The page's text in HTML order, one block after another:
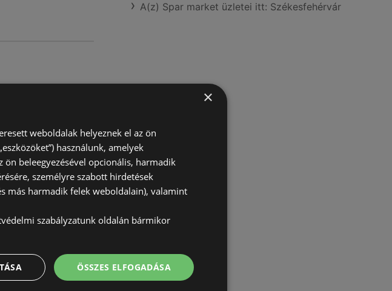
A(z) Spar market üzletei itt: Székesfehérvár
×
weboldalak helyeznek el az ön
használunk, amelyek
beleegyezésével opcionális, harmadik
személyre szabott hirdetések
más harmadik felek weboldalain), valamint
szabályzatunk oldalán bármikor
ÖSSZES ELFOGADÁSA